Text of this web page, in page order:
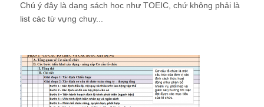
Chú ý đây là dạng sách học như TOEIC, chứ không phải là
list các từ vựng chuy...